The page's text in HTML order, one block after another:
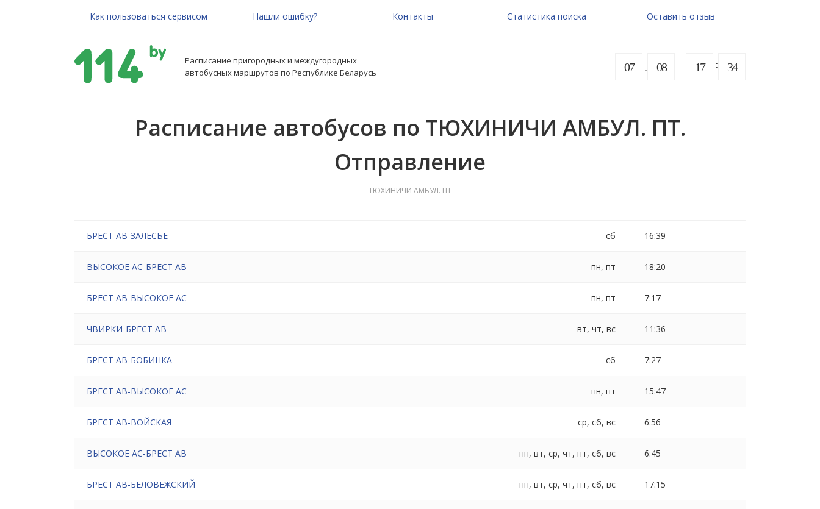
Как пользоваться сервисом Нашли ошибку? Контакты Статистика поиска Оставить отзыв
Расписание пригородных и междугородных
автобусных маршрутов по Республике Беларусь
07 08 17 34
Расписание автобусов по ТЮХИНИЧИ АМБУЛ. ПТ.
Отправление
ТЮХИНИЧИ АМБУЛ. ПТ
БРЕСТ АВ-ЗАЛЕСЬЕ сб 16:39
ВЫСОКОЕ АС-БРЕСТ АВ пн, пт 18:20
БРЕСТ АВ-ВЫСОКОЕ АС пн, пт 7:17
ЧВИРКИ-БРЕСТ АВ вт, чт, вс 11:36
БРЕСТ АВ-БОБИНКА сб 7:27
БРЕСТ АВ-ВЫСОКОЕ АС пн, пт 15:47
БРЕСТ АВ-ВОЙСКАЯ ср, сб, вс 6:56
ВЫСОКОЕ АС-БРЕСТ АВ пн, вт, ср, чт, пт, сб, вс 6:45
БРЕСТ АВ-БЕЛОВЕЖСКИЙ пн, вт, ср, чт, пт, сб, вс 17:15